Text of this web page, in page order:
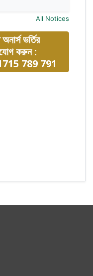
All Notices
ভর্তির
করুন :
789 791